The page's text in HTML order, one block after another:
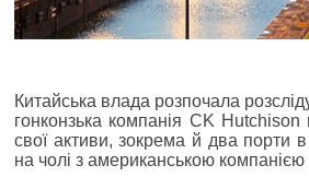
Китайська влада розпочала
гонконзька компанія CK
свої активи, зокрема й два порти
на чолі з американською